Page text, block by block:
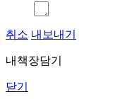
취소 내보내기
내책장담기
닫기